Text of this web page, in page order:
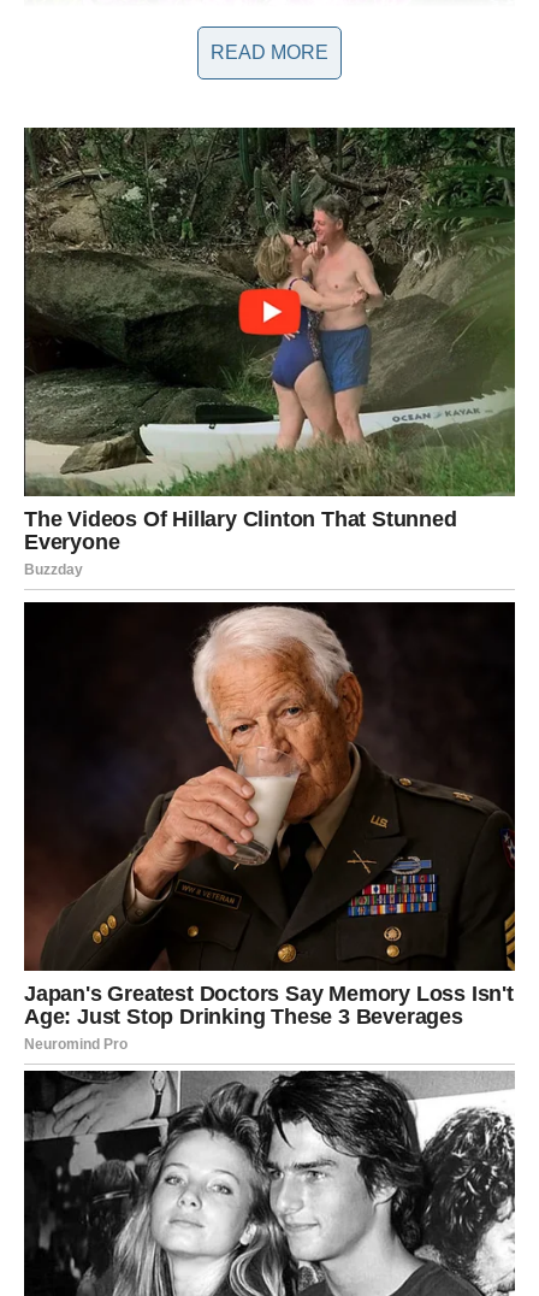
Porodica i Prijatelji se Oproštaju
Vijest o Mujičinom odlasku duboko je pogodila njegovu
porodicu i prijatelje. Njegova supruga Lejla, koja je uvijek bila
uz njega, posvetila je svoje vrijeme sjećanju na supruga,
izražavajući bol i tugu zbog gubitka. “On je bio uz mene, a
sada ga više nema. Njegov duh će zauvijek živjeti u mom
srcu”, rekla je Lejla. Mnogi njegovi prijatelji su također isticali
koliko je bio predan muzici i koliko je uživao u stvaranju i
izvođenju pjesama. Njegov blizak prijatelj, koji je želio ostati
anoniman, rekao je: “Mujo je bio izvanredan talenat, uvijek pun
života i entuzijazma.” Ova emotivna prisjećanja otkrivaju
duboku povezanost koju je Mujo imao s ljudima oko sebe, kao
i njegovu sposobnost da inspiriše i motivira druge.
Učitelj Života kroz Muziku
Muzika je bila više od hobija za Muju; bila je njegov način
READ MORE